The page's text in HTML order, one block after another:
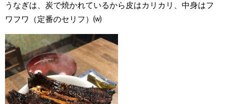
うなぎは、炭で焼かれているから皮はカリカリ、中身はフ
ワフワ（定番のセリフ）⒲